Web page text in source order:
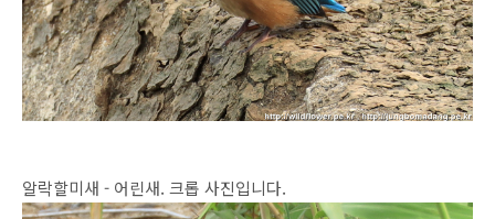
알락할미새 - 어린새. 크롭 사진입니다.